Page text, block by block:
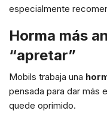
especialmente
Horma más
“apretar”
Mobils trabaja una
pensada para dar más
quede oprimido.